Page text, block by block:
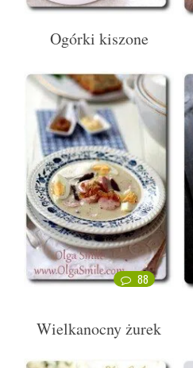
Ogórki kiszone
88
Wielkanocny żurek